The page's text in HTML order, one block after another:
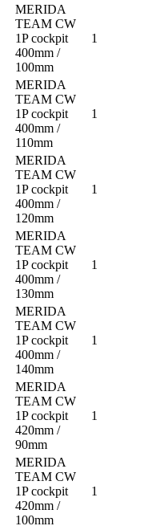
MERIDA
TEAM CW
1P cockpit
400mm /
100mm
1
MERIDA
TEAM CW
1P cockpit
400mm /
110mm
1
MERIDA
TEAM CW
1P cockpit
400mm /
120mm
1
MERIDA
TEAM CW
1P cockpit
400mm /
130mm
1
MERIDA
TEAM CW
1P cockpit
400mm /
140mm
1
MERIDA
TEAM CW
1P cockpit
420mm /
90mm
1
MERIDA
TEAM CW
1P cockpit
420mm /
100mm
1